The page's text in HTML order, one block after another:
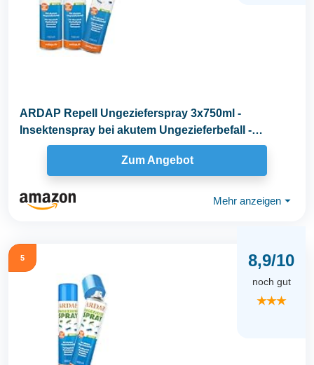
ARDAP Repell Ungezieferspray 3x750ml -
Insektenspray bei akutem Ungezieferbefall -
Abwehrend bei...
Zum Angebot
Mehr anzeigen ⏷
5 8,9/10
noch gut
★★★